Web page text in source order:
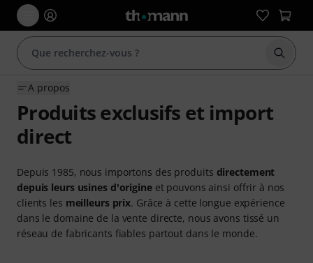
A propos
Produits exclusifs et import
direct
Depuis 1985, nous importons des produits directement
depuis leurs usines d'origineet pouvons ainsi offrir à nos
clients les meilleurs prix. Grâce à cette longue expérience
dans le domaine de la vente directe, nous avons tissé un
réseau de fabricants fiables partout dans le monde.